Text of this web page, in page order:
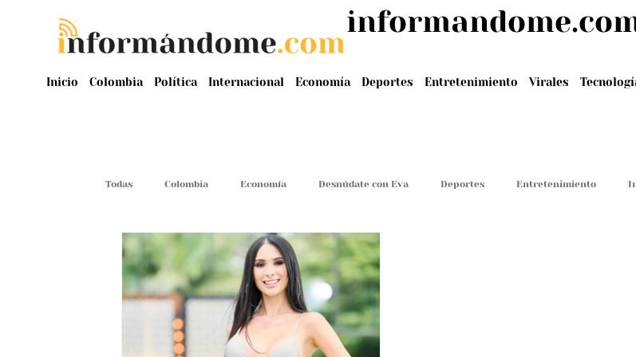
Inicio Colombia Política Internacional Economía Deportes Entretenimiento Virales
Todas Colombia Economía Desnúdate con Eva Deportes Entretenimiento
Judiciales Malas Influencias